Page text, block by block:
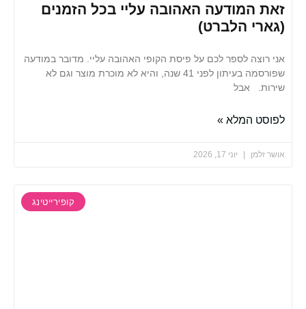
המודעה האהובה עליי בכל הזמנים
הלברט)
לספר לכם על פיסת הקופי האהובה עליי. מדובר במודעה
שפורסמה בעיתון לפני 41 שנה, והיא לא מוכרת מוצר וגם לא
אבל
המלא »
יוני 17, 2026
קופירייטינג